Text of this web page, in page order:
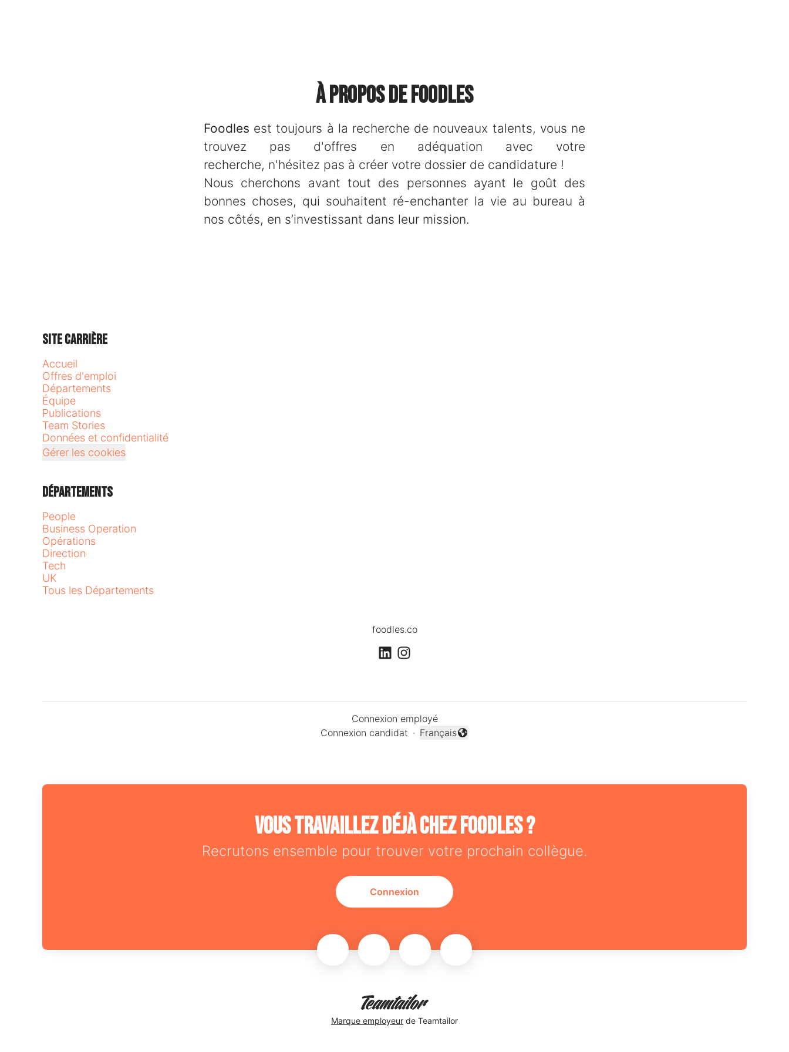
À propos de Foodles
Foodles est toujours à la recherche de nouveaux talents, vous ne
trouvez pas d'offres en adéquation avec votre
recherche, n'hésitez pas à créer votre dossier de candidature !
Nous cherchons avant tout des personnes ayant le goût des
bonnes choses, qui souhaitent ré-enchanter la vie au bureau à
nos côtés, en s’investissant dans leur mission.
Site carrière
Accueil
Offres d'emploi
Départements
Équipe
Publications
Team Stories
Données et confidentialité
Gérer les cookies
Départements
People
Business Operation
Opérations
Direction
Tech
UK
Tous les Départements
foodles.co
Connexion employé
Connexion candidat ·
Changer la langue
Français
Vous travaillez déjà chez Foodles ?
Recrutons ensemble pour trouver votre prochain collègue.
Connexion
Marque employeur de Teamtailor